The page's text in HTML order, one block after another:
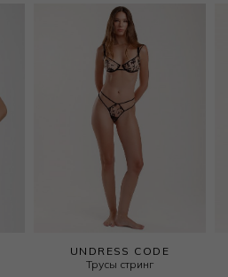
UNDRESS CODE
Трусы стринг